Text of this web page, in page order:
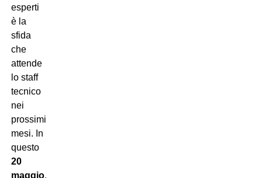
esperti
è la
sfida
che
attende
lo staff
tecnico
nei
prossimi
mesi. In
questo
20
maggio,